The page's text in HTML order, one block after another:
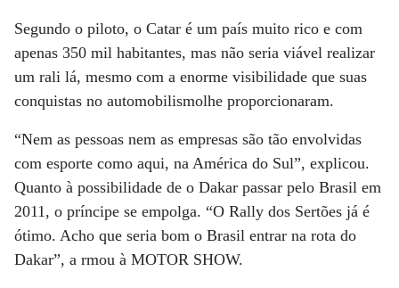
Segundo o piloto, o Catar é um país muito rico e com
apenas 350 mil habitantes, mas não seria viável realizar
um rali lá, mesmo com a enorme visibilidade que suas
conquistas no automobilismolhe proporcionaram.
“Nem as pessoas nem as empresas são tão envolvidas
com esporte como aqui, na América do Sul”, explicou.
Quanto à possibilidade de o Dakar passar pelo Brasil em
2011, o príncipe se empolga. “O Rally dos Sertões já é
ótimo. Acho que seria bom o Brasil entrar na rota do
Dakar”, a rmou à MOTOR SHOW.